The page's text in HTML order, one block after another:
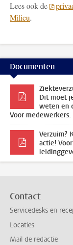
Lees ook de
Milieu.
Documenten
Dit moet
weten en
Voor medewerkers.
Verzuim?
actie! Voor
Contact
Servicedesks en
Locaties
Mail de redactie